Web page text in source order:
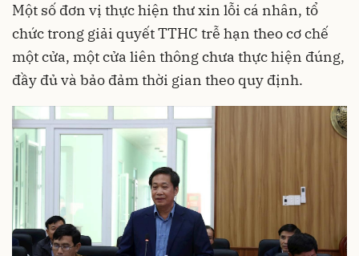
Một số đơn vị thực hiện thư xin lỗi cá nhân, tổ
chức trong giải quyết TTHC trễ hạn theo cơ chế
một cửa, một cửa liên thông chưa thực hiện đúng,
đầy đủ và bảo đảm thời gian theo quy định.